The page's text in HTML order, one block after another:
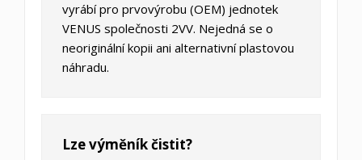
vyrábí pro prvovýrobu (OEM) jednotek
VENUS společnosti 2VV. Nejedná se o
neoriginální kopii ani alternativní plastovou
náhradu.
Lze výměník čistit?